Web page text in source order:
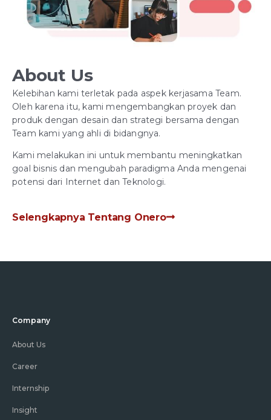
About Us
Kelebihan kami terletak pada aspek kerjasama Team.
Oleh karena itu, kami mengembangkan proyek dan
produk dengan desain dan strategi bersama dengan
Team kami yang ahli di bidangnya.
Kami melakukan ini untuk membantu meningkatkan
goal bisnis dan mengubah paradigma Anda mengenai
potensi dari Internet dan Teknologi.
Selengkapnya Tentang Onero
Company
About Us
Career
Internship
Insight